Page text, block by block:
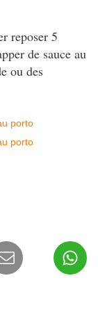
reposer 5
de sauce au
ou des